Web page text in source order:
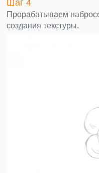
Шаг 4
Прорабатываем
создания текстуры.